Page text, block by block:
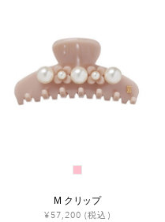
M クリップ
¥57,200 (税込)